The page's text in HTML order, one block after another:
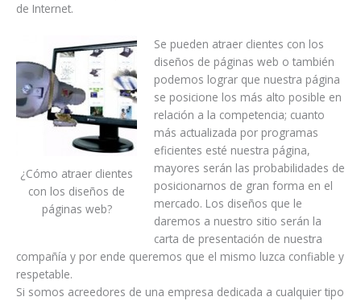
de Internet.
¿Cómo atraer clientes
con los diseños de
páginas web?
Se pueden atraer clientes con los
diseños de páginas web o también
podemos lograr que nuestra página
se posicione los más alto posible en
relación a la competencia; cuanto
más actualizada por programas
eficientes esté nuestra página,
mayores serán las probabilidades de
posicionarnos de gran forma en el
mercado. Los diseños que le
daremos a nuestro sitio serán la
carta de presentación de nuestra
compañía y por ende queremos que el mismo luzca confiable y
respetable.
Si somos acreedores de una empresa dedicada a cualquier tipo